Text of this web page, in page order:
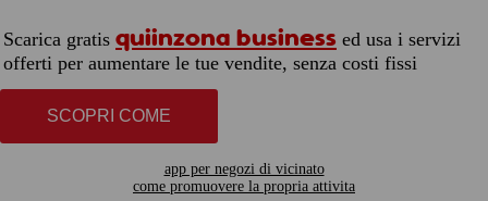
Scarica gratis quiinzona business ed usa i servizi
offerti per aumentare le tue vendite, senza costi fissi
SCOPRI COME
app per negozi di vicinato
come promuovere la propria attivita